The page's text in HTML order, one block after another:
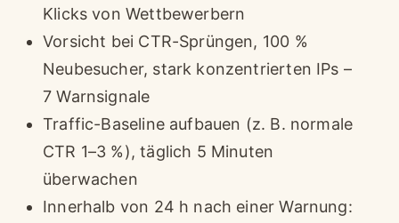
Klicks von Wettbewerbern
Vorsicht bei CTR-Sprüngen, 100 %
Neubesucher, stark konzentrierten IPs –
7 Warnsignale
Traffic-Baseline aufbauen (z. B. normale
CTR 1–3 %), täglich 5 Minuten
überwachen
Innerhalb von 24 h nach einer Warnung: